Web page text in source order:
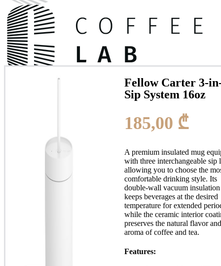
Fellow Carter 3-
Sip System 16oz
185,00 ₾
A premium insulated mug
with three interchangeable sip
allowing you to choose the
comfortable drinking style. Its
double-wall vacuum insulation
keeps beverages at the desired
temperature for extended
while the ceramic interior
preserves the natural flavor
aroma of coffee and tea.
Features: